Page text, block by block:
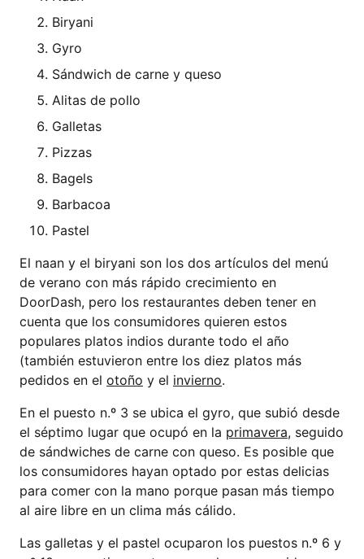
Biryani
Gyro
Sándwich de carne y queso
Alitas de pollo
Galletas
Pizzas
Bagels
Barbacoa
Pastel
El naan y el biryani son los dos artículos del menú
de verano con más rápido crecimiento en
DoorDash, pero los restaurantes deben tener en
cuenta que los consumidores quieren estos
populares platos indios durante todo el año
(también estuvieron entre los diez platos más
pedidos en el otoño y el invierno.
En el puesto n.º 3 se ubica el gyro, que subió desde
el séptimo lugar que ocupó en la primavera, seguido
de sándwiches de carne con queso. Es posible que
los consumidores hayan optado por estas delicias
para comer con la mano porque pasan más tiempo
al aire libre en un clima más cálido.
Las galletas y el pastel ocuparon los puestos n.º 6 y